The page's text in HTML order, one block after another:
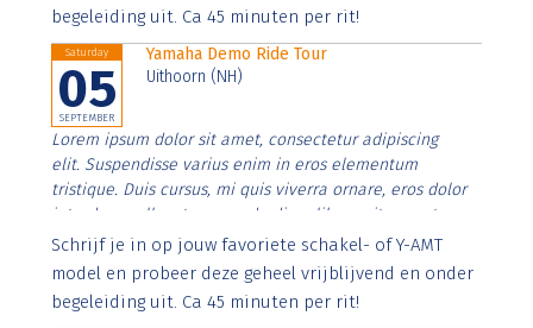
begeleiding uit. Ca 45 minuten per rit!
Saturday
05
SEPTEMBER
Yamaha Demo Ride Tour
Uithoorn (NH)
Lorem ipsum dolor sit amet, consectetur adipiscing
elit. Suspendisse varius enim in eros elementum
tristique. Duis cursus, mi quis viverra ornare, eros dolor
interdum nulla, ut commodo diam libero vitae erat.
Aenean faucibus nibh et justo cursus id rutrum lorem
imperdiet. Nunc ut sem vitae risus tristique posuere.
Schrijf je in op jouw favoriete schakel- of Y-AMT
model en probeer deze geheel vrijblijvend en onder
begeleiding uit. Ca 45 minuten per rit!